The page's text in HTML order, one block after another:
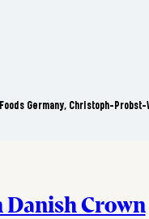
Germany, Christoph-
Danish Crown